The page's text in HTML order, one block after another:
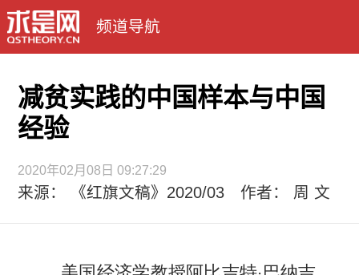
频道导航
减贫实践的中国样本与中国
经验
2020年02月08日 09:27:29
来源： 《红旗文稿》2020/03 作者： 周 文